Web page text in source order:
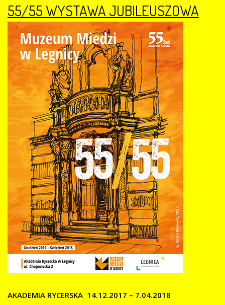
55/55 WYSTAWA JUBILEUSZOWA
AKADEMIA RYCERSKA 14.12.2017 – 7.04.2018